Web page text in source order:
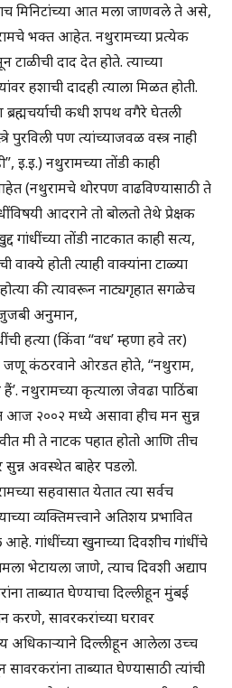
मिनिटांच्या आत मला जाणवले ते असे,
भक्त आहेत. नथुरामच्या प्रत्येक
दाद देत होते. त्याच्या
हशाची दादही त्याला मिळत होती.
ब्रह्मचर्याची कधी शपथ वगैरे घेतली
पुरविली पण त्यांच्याजवळ वस्त्र नाही
इ.इ.) नथुरामच्या तोंडी काही
(नथुरामचे थोरपण वाढविण्यासाठी ते
आदराने तो बोलतो तेथे प्रेक्षक
गांधींच्या तोंडी नाटकात काही सत्य,
वाक्ये होती त्याही वाक्यांना टाळ्या
की त्यावरून नाट्यगृहात सगळेच
अनुमान,
हत्या (किंवा “वध’ म्हणा हवे तर)
कंठरवाने ओरडत होते, “नथुराम,
नथुरामच्या कृत्याला जेवढा पाठिंबा
आज २००२ मध्ये असावा हीच मन सुन्न
मी ते नाटक पहात होतो आणि तीच
अवस्थेत बाहेर पडलो.
सहवासात येतात त्या सर्वच
व्यक्तिमत्त्वाने अतिशय प्रभावित
गांधींच्या खुनाच्या दिवशीच गांधींचे
भेटायला जाणे, त्याच दिवशी अद्याप
ताब्यात घेण्याचा दिल्लीहून मुंबई
करणे, सावरकरांच्या घरावर
अधिकाऱ्याने दिल्लीहून आलेला उच्च
ताब्यात घेण्यासाठी त्यांची